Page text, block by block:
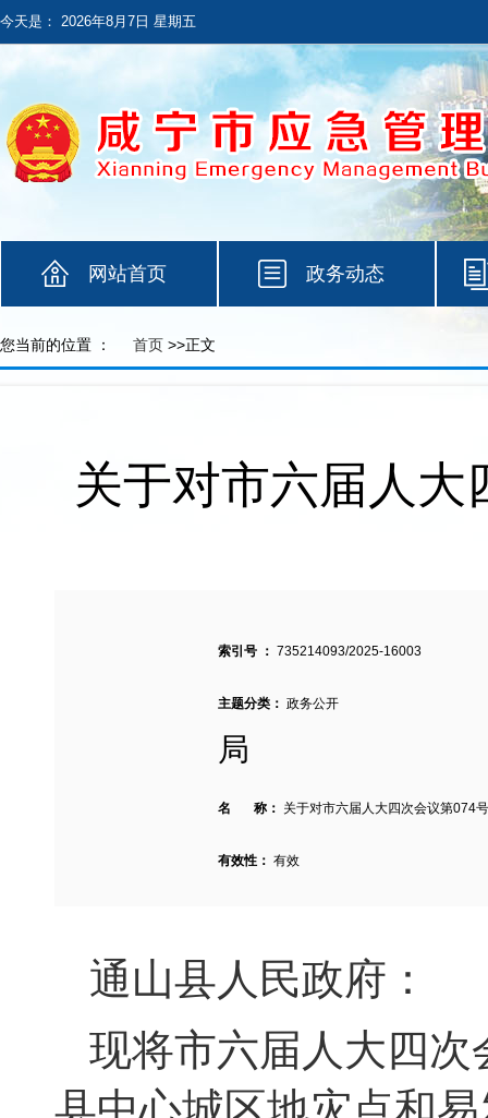
今天是： 2026年8月7日 星期五
网站首页 政务动态
您当前的位置 ： 首页 >>正文
关于对市六届人大
索引号 ： 735214093/2025-16003
主题分类： 政务公开
局
名 称： 关于对市六届人大四次会议第074
有效性： 有效
通山县人民政府：
现将市六届人大四次